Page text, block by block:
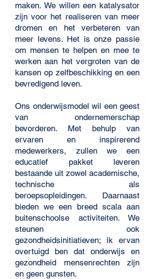
maken. We willen een katalysator
zijn voor het realiseren van meer
dromen en het verbeteren van
meer levens. Het is onze passie
om mensen te helpen en mee te
werken aan het vergroten van de
kansen op zelfbeschikking en een
bevredigend leven.
Ons onderwijsmodel wil een geest
van ondernemerschap
bevorderen. Met behulp van
ervaren en inspirerend
medewerkers, zullen we een
educatief pakket leveren
bestaande uit zowel academische,
technische als
beroepsopleidingen. Daarnaast
bieden we een breed scala aan
buitenschoolse activiteiten. We
steunen ook
gezondheidsinitiatieven; ik ervan
overtuigd ben dat onderwijs en
gezondheid mensenrechten zijn
en geen gunsten.